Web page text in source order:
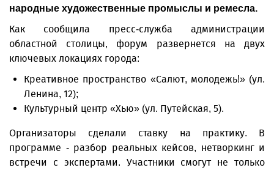
народные художественные промыслы и ремесла.
Как сообщила пресс-служба администрации
областной столицы, форум развернется на двух
ключевых локациях города:
Креативное пространство «Салют, молодежь!» (ул.
Ленина, 12);
Культурный центр «Хью» (ул. Путейская, 5).
Организаторы сделали ставку на практику. В
программе - разбор реальных кейсов, нетворкинг и
встречи с экспертами. Участники смогут не только